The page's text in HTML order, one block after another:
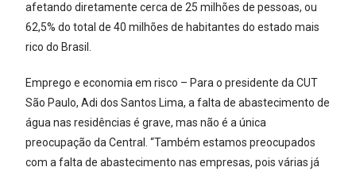
afetando diretamente cerca de 25 milhões de pessoas, ou
62,5% do total de 40 milhões de habitantes do estado mais
rico do Brasil.
Emprego e economia em risco – Para o presidente da CUT
São Paulo, Adi dos Santos Lima, a falta de abastecimento de
água nas residências é grave, mas não é a única
preocupação da Central. “Também estamos preocupados
com a falta de abastecimento nas empresas, pois várias já